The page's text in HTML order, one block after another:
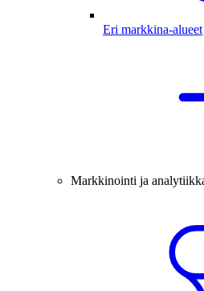
Eri markkina-alueet
Markkinointi ja